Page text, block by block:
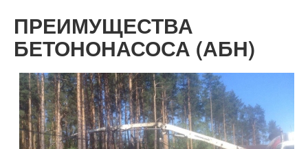
ПРЕИМУЩЕСТВА
БЕТОНОНАСОСА (АБН)